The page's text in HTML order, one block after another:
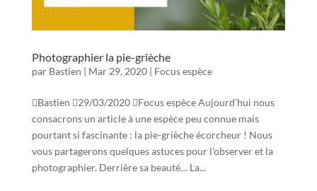
Photographier la pie-grièche
par Bastien | Mar 29, 2020| Focus espèce
Bastien 29/03/2020 Focus espèce Aujourd’hui nous
consacrons un article à une espèce peu connue mais
pourtant si fascinante : la pie-grièche écorcheur ! Nous
vous partagerons quelques astuces pour l’observer et la
photographier. Derrière sa beauté… La...